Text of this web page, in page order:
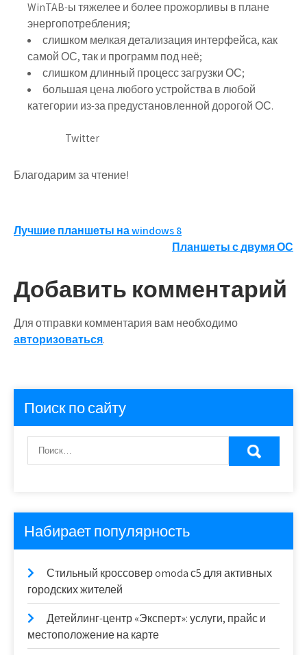
WinTAB-ы тяжелее и более прожорливы в плане
энергопотребления;
слишком мелкая детализация интерфейса, как
самой ОС, так и программ под неё;
слишком длинный процесс загрузки ОС;
большая цена любого устройства в любой
категории из-за предустановленной дорогой ОС.
Twitter
Благодарим за чтение!
Навигация
записям
Лучшие планшеты на windows 8
Планшеты с двумя ОС
Добавить комментарий
Для отправки комментария вам необходимо
авторизоваться.
Поиск по сайту
Набирает популярность
Стильный кроссовер omoda с5 для активных
городских жителей
Детейлинг-центр «Эксперт»: услуги, прайс и
местоположение на карте